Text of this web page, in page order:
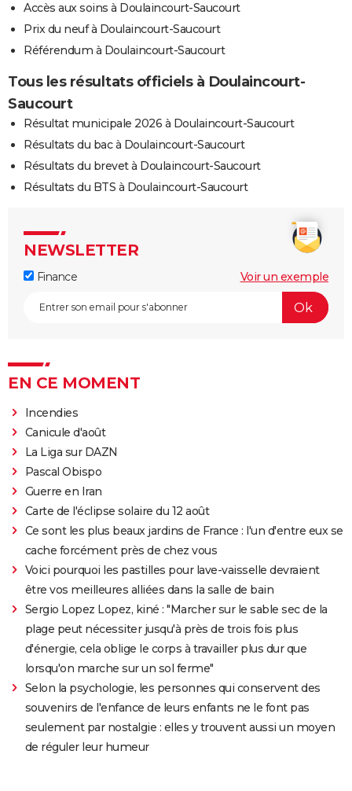
Accès aux soins à Doulaincourt-Saucourt
Prix du neuf à Doulaincourt-Saucourt
Référendum à Doulaincourt-Saucourt
Tous les résultats officiels à Doulaincourt-
Saucourt
Résultat municipale 2026 à Doulaincourt-Saucourt
Résultats du bac à Doulaincourt-Saucourt
Résultats du brevet à Doulaincourt-Saucourt
Résultats du BTS à Doulaincourt-Saucourt
NEWSLETTER
Finance Voir un exemple
EN CE MOMENT
Incendies
Canicule d'août
La Liga sur DAZN
Pascal Obispo
Guerre en Iran
Carte de l'éclipse solaire du 12 août
Ce sont les plus beaux jardins de France : l'un d'entre eux se
cache forcément près de chez vous
Voici pourquoi les pastilles pour lave-vaisselle devraient
être vos meilleures alliées dans la salle de bain
Sergio Lopez Lopez, kiné : "Marcher sur le sable sec de la
plage peut nécessiter jusqu'à près de trois fois plus
d'énergie, cela oblige le corps à travailler plus dur que
lorsqu'on marche sur un sol ferme"
Selon la psychologie, les personnes qui conservent des
souvenirs de l'enfance de leurs enfants ne le font pas
seulement par nostalgie : elles y trouvent aussi un moyen
de réguler leur humeur